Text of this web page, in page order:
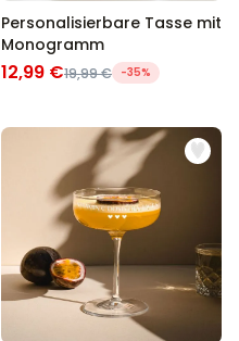
Personalisierbare Tasse mit
Monogramm
12,99 €19,99 € -35%